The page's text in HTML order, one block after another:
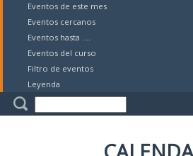
Eventos de este mes
Eventos cercanos
Eventos hasta ....
Eventos del curso
Filtro de eventos
Leyenda